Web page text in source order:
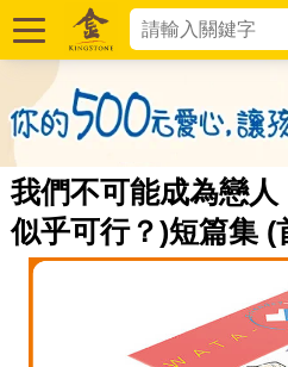
我們不可能成為戀
似乎可行？)短篇集 (